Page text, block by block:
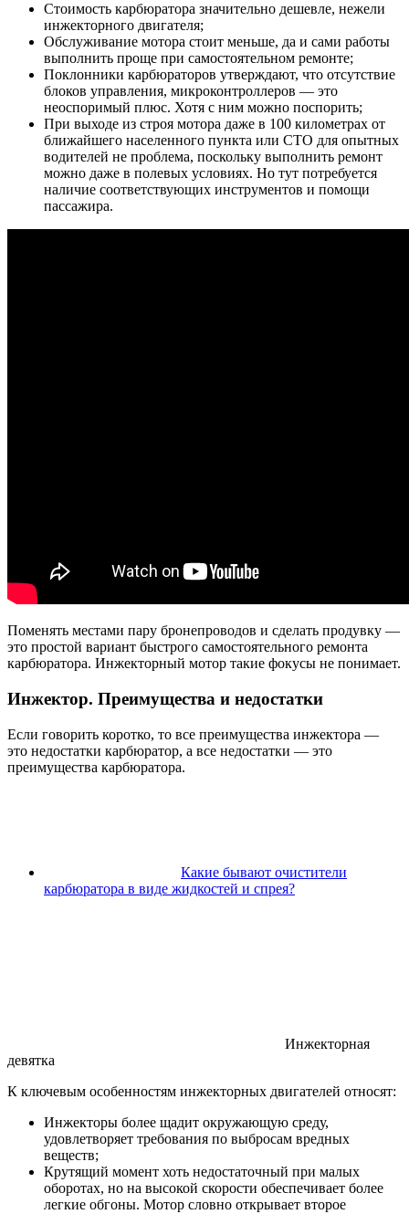
Стоимость карбюратора значительно дешевле, нежели
инжекторного двигателя;
Обслуживание мотора стоит меньше, да и сами работы
выполнить проще при самостоятельном ремонте;
Поклонники карбюраторов утверждают, что отсутствие
блоков управления, микроконтроллеров — это
неоспоримый плюс. Хотя с ним можно поспорить;
При выходе из строя мотора даже в 100 километрах от
ближайшего населенного пункта или СТО для опытных
водителей не проблема, поскольку выполнить ремонт
можно даже в полевых условиях. Но тут потребуется
наличие соответствующих инструментов и помощи
пассажира.
Поменять местами пару бронепроводов и сделать продувку —
это простой вариант быстрого самостоятельного ремонта
карбюратора. Инжекторный мотор такие фокусы не понимает.
Инжектор. Преимущества и недостатки
Если говорить коротко, то все преимущества инжектора —
это недостатки карбюратор, а все недостатки — это
преимущества карбюратора.
Какие бывают очистители
карбюратора в виде жидкостей и спрея?
Инжекторная
девятка
К ключевым особенностям инжекторных двигателей относят:
Инжекторы более щадит окружающую среду,
удовлетворяет требования по выбросам вредных
веществ;
Крутящий момент хоть недостаточный при малых
оборотах, но на высокой скорости обеспечивает более
легкие обгоны. Мотор словно открывает второе